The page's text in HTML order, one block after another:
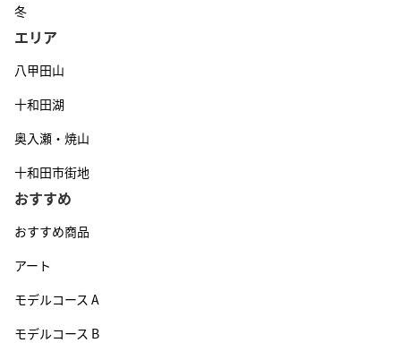
冬
エリア
八甲田山
十和田湖
奥入瀬・焼山
十和田市街地
おすすめ
おすすめ商品
アート
モデルコース A
モデルコース B